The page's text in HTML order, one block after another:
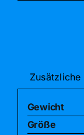
Gewicht
Größe